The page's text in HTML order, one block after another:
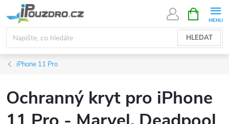
na
obsah
HLEDAT
NÁKUPNÍ
KOŠÍK
iPhone 11 Pro
Ochranný kryt pro iPhone